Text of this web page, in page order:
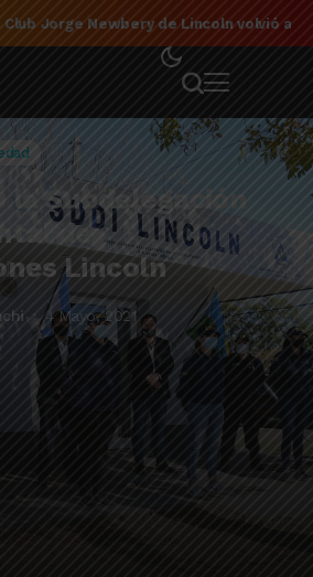
de la campaña de El Linqueño en el
la Subdelegación
de
Lincoln
4 Mayo, 2021